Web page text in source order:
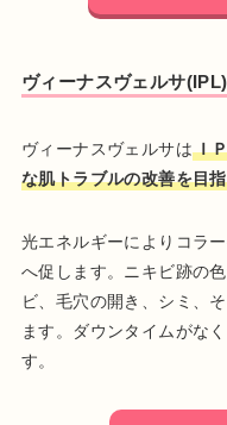
ヴィーナスヴェルサ(IPL)
ヴィーナスヴェルサはＩ
な肌トラブルの改善を目
光エネルギーによりコラ
へ促します。ニキビ跡の
ビ、毛穴の開き、シミ、
ます。ダウンタイムがな
す。